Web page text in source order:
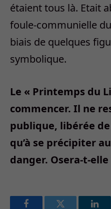
étaient tous là. Etait
foule-communielle
biais de quelques
symbolique.
Le « Printemps du
commencer. Il ne
publique, libérée
qu’à se précipiter
danger. Osera-t-elle